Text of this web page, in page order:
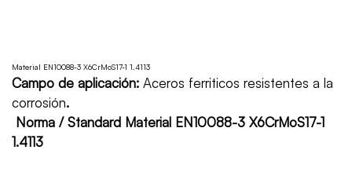
Material EN10088-3 X6CrMoS17-1 1.4113
Campo de aplicación: Aceros ferriticos resistentes a la
corrosión.
Norma / Standard Material EN10088-3 X6CrMoS17-1
1.4113